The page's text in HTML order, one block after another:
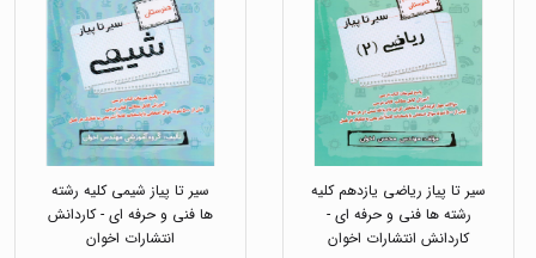
سیر تا پیاز ریاضی یازدهم کلیه
رشته ها فنی و حرفه ای -
کاردانش انتشارات اخوان
سیر تا پیاز شیمی کلیه رشته
ها فنی و حرفه ای - کاردانش
انتشارات اخوان